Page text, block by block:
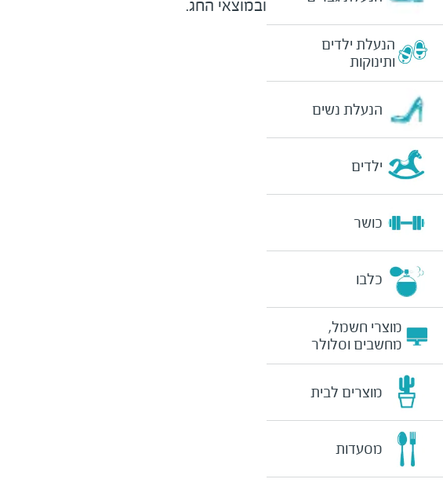
הנעלת ילדים
ותינוקות
הנעלת נשים
ילדים
כושר
כלבו
מוצרי חשמל,
מחשבים וסלולר
מוצרים לבית
מסעדות
ובמוצאי החג.